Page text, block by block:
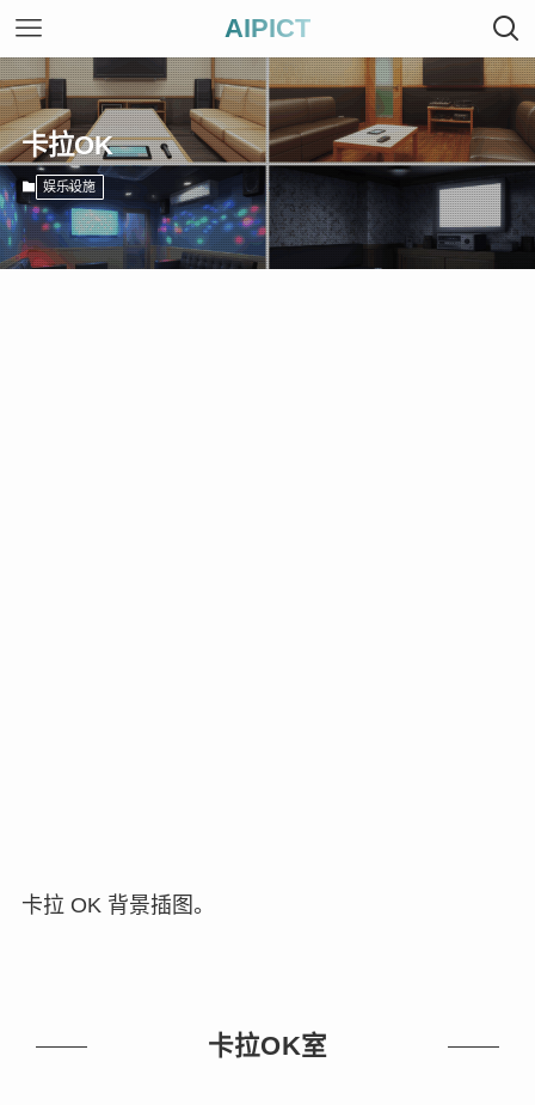
AIPICT
卡拉OK
娱乐设施
卡拉 OK 背景插图。
卡拉OK室